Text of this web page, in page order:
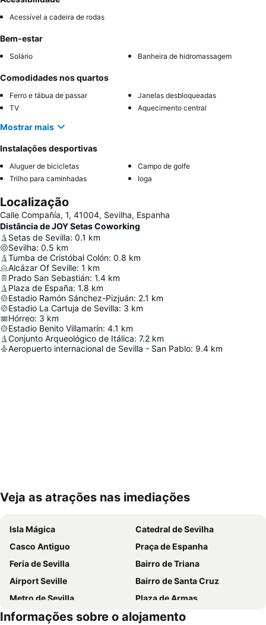
Acessível a cadeira de rodas
Bem-estar
Solário Banheira de hidromassagem
Comodidades nos quartos
Ferro e tábua de passar
Janelas desbloqueadas
TV
Aquecimento central
Mostrar mais
Instalações desportivas
Aluguer de bicicletas
Campo de golfe
Trilho para caminhadas
Ioga
Localização
Calle Compañía, 1, 41004, Sevilha, Espanha
Distância de JOY Setas Coworking
Setas de Sevilla: 0.1 km
Sevilha: 0.5 km
Tumba de Cristóbal Colón: 0.8 km
Alcázar Of Seville: 1 km
Prado San Sebastián: 1.4 km
Plaza de España: 1.8 km
Estadio Ramón Sánchez-Pizjuán: 2.1 km
Estadio La Cartuja de Sevilla: 3 km
Hórreo: 3 km
Estadio Benito Villamarín: 4.1 km
Conjunto Arqueológico de Itálica: 7.2 km
Aeropuerto internacional de Sevilla - San Pablo: 9.4 km
Ampliar mapa
Veja as atrações nas imediações
Isla Mágica
Catedral de Sevilha
Casco Antiguo
Praça de Espanha
Feria de Sevilla
Bairro de Triana
Airport Seville
Bairro de Santa Cruz
Metro de Sevilla
Plaza de Armas
Los Remedios
Estación de Autobuses Plaza de Armas
Informações sobre o alojamento